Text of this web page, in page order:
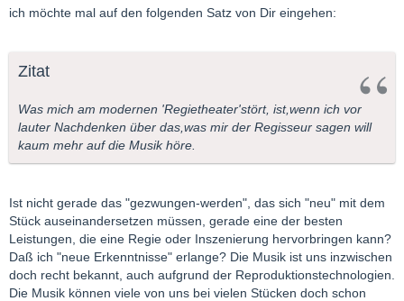
Regisseure.
kaum mehr auf die Musik höre. Das hat aber nichts damit zu
tun,daß man durchaus auch 'modern' in Szene setzen kann.
machen.Das war es nie und sollte es auch nie sein.(Das ist
natürlich nur meine ganz subjektive Meinung)
Bei Wagners 'Ring' ist das schon etwas anderes,sicher aber
vorgemacht.
Die Bühne entrümpeln ,von Plüsch und Bärenfell befreien,ich
denke dagegen ist niemand,aber die Bühne wieder vollstopfen
mit nicht zur Handlung passenden Utensilien und Kostümen.Ist
das der richtigeWeg?
ich möchte mal auf den folgenden Satz von Dir eingehen:
Zitat
Was mich am modernen 'Regietheater'stört, ist,wenn ich vor
lauter Nachdenken über das,was mir der Regisseur sagen will
kaum mehr auf die Musik höre.
Ist nicht gerade das "gezwungen-werden", das sich "neu" mit dem
Stück auseinandersetzen müssen, gerade eine der besten
Leistungen, die eine Regie oder Inszenierung hervorbringen kann?
Daß ich "neue Erkenntnisse" erlange? Die Musik ist uns inzwischen
doch recht bekannt, auch aufgrund der Reproduktionstechnologien.
Die Musik können viele von uns bei vielen Stücken doch schon